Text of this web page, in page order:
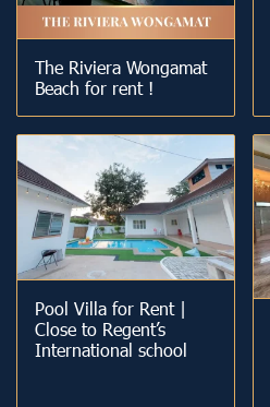
The Riviera Wongamat
Beach for rent !
Pool Villa for Rent |
Close to Regent’s
International school